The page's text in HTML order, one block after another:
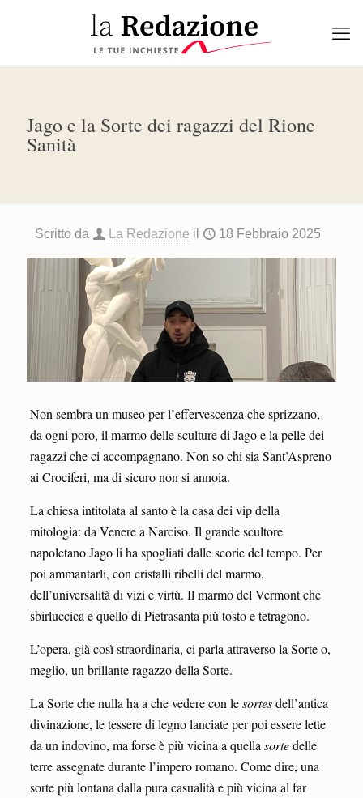
Jago e la Sorte dei ragazzi del Rione
Sanità
Scritto da La Redazione il 18 Febbraio 2025
Non sembra un museo per l’effervescenza che sprizzano,
da ogni poro, il marmo delle sculture di Jago e la pelle dei
ragazzi che ci accompagnano. Non so chi sia Sant’Aspreno
ai Crociferi, ma di sicuro non si annoia.
La chiesa intitolata al santo è la casa dei vip della
mitologia: da Venere a Narciso. Il grande scultore
napoletano Jago li ha spogliati dalle scorie del tempo. Per
poi ammantarli, con cristalli ribelli del marmo,
dell’universalità di vizi e virtù. Il marmo del Vermont che
sbirluccica e quello di Pietrasanta più tosto e tetragono.
L’opera, già così straordinaria, ci parla attraverso la Sorte o,
meglio, un brillante ragazzo della Sorte.
La Sorte che nulla ha a che vedere con lesortesdell’antica
divinazione, le tessere di legno lanciate per poi essere lette
da un indovino, ma forse è più vicina a quella sortedelle
terre assegnate durante l’impero romano. Come dire, una
sorte più lontana dalla pura casualità e più vicina al far